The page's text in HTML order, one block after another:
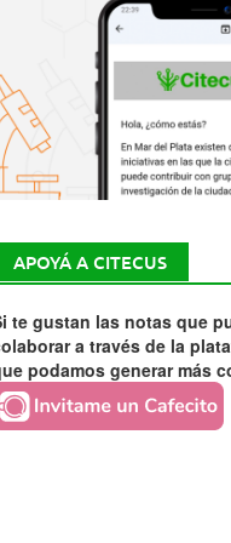
APOYÁ A CITECUS
te gustan las notas que
a través de la
podamos generar más